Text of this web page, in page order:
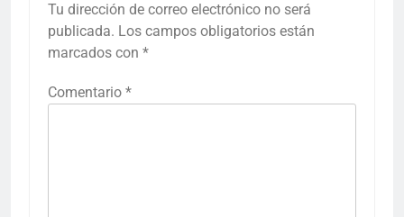
Tu dirección de correo electrónico no será
publicada. Los campos obligatorios están
marcados con *
Comentario *